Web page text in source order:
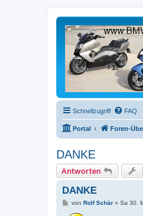
Schnellzugriff FAQ
Portal Foren-
DANKE
Antworten
DANKE
Bvon Rolf Schär» Sa 30.